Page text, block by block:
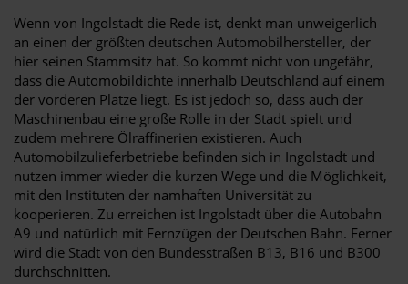
Wenn von Ingolstadt die Rede ist, denkt man unweigerlich
an einen der größten deutschen Automobilhersteller, der
hier seinen Stammsitz hat. So kommt nicht von ungefähr,
dass die Automobildichte innerhalb Deutschland auf einem
der vorderen Plätze liegt. Es ist jedoch so, dass auch der
Maschinenbau eine große Rolle in der Stadt spielt und
zudem mehrere Ölraffinerien existieren. Auch
Automobilzulieferbetriebe befinden sich in Ingolstadt und
nutzen immer wieder die kurzen Wege und die Möglichkeit,
mit den Instituten der namhaften Universität zu
kooperieren. Zu erreichen ist Ingolstadt über die Autobahn
A9 und natürlich mit Fernzügen der Deutschen Bahn. Ferner
wird die Stadt von den Bundesstraßen B13, B16 und B300
durchschnitten.